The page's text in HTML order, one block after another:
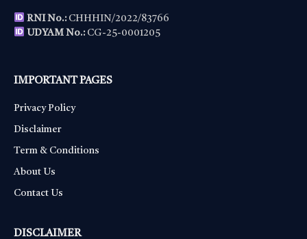
RNI No.:CHHHIN/2022/83766
UDYAM No.:CG-25-0001205
IMPORTANT PAGES
Privacy Policy
Disclaimer
Term & Conditions
About Us
Contact Us
DISCLAIMER